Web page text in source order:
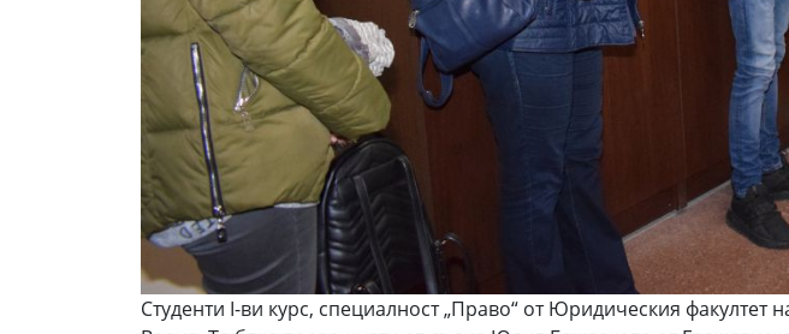
Студенти I-ви курс, специалност „Право“ от Юридическия